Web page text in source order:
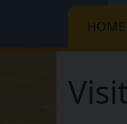
HOME